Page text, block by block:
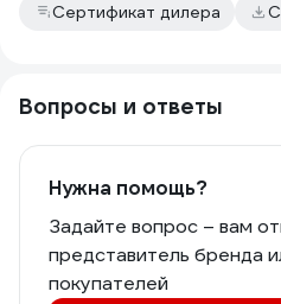
Сертификат дилера
Вопросы и ответы
Нужна помощь?
Задайте вопрос – вам
представитель бренда
покупателей